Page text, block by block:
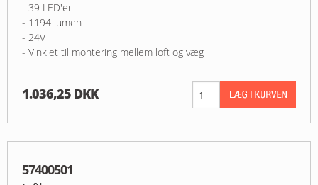
- 39 LED'er
- 1194 lumen
- 24V
- Vinklet til montering mellem loft og væg
1.036,25 DKK
57400501